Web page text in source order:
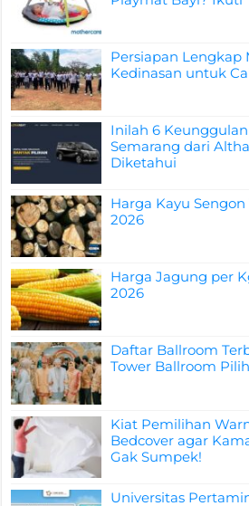
Persiapan Lengkap
Kedinasan untuk
Inilah 6
Semarang dari
Diketahui
Harga Kayu
2026
Harga Jagung per
2026
Daftar Ballroom
Tower Ballroom
Kiat Pemilihan
Bedcover agar
Gak Sumpek!
Universitas